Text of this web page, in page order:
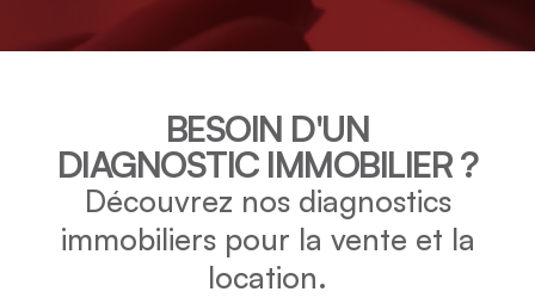
BESOIN D'UN
DIAGNOSTIC IMMOBILIER ?
Découvrez nos diagnostics
immobiliers pour la vente et la
location.